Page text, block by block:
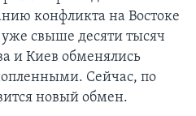
конфликта на Востоке
свыше десяти тысяч
и Киев обменялись
Сейчас, по
новый обмен.